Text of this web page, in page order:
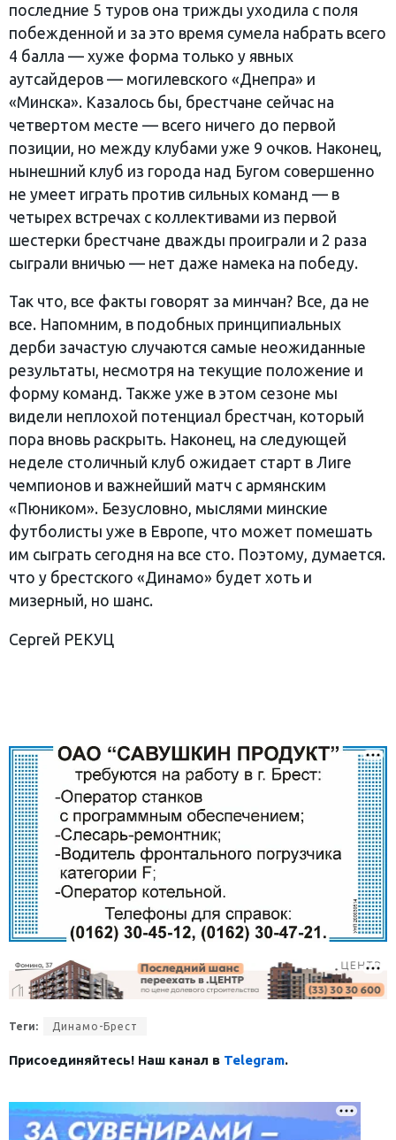
последние 5 туров она трижды уходила с поля
побежденной и за это время сумела набрать всего
4 балла — хуже форма только у явных
аутсайдеров — могилевского «Днепра» и
«Минска». Казалось бы, брестчане сейчас на
четвертом месте — всего ничего до первой
позиции, но между клубами уже 9 очков. Наконец,
нынешний клуб из города над Бугом совершенно
не умеет играть против сильных команд — в
четырех встречах с коллективами из первой
шестерки брестчане дважды проиграли и 2 раза
сыграли вничью — нет даже намека на победу.
Так что, все факты говорят за минчан? Все, да не
все. Напомним, в подобных принципиальных
дерби зачастую случаются самые неожиданные
результаты, несмотря на текущие положение и
форму команд. Также уже в этом сезоне мы
видели неплохой потенциал брестчан, который
пора вновь раскрыть. Наконец, на следующей
неделе столичный клуб ожидает старт в Лиге
чемпионов и важнейший матч с армянским
«Пюником». Безусловно, мыслями минские
футболисты уже в Европе, что может помешать
им сыграть сегодня на все сто. Поэтому, думается.
что у брестского «Динамо» будет хоть и
мизерный, но шанс.
Сергей РЕКУЦ
Теги: Динамо-Брест
Присоединяйтесь! Наш канал в Telegram.